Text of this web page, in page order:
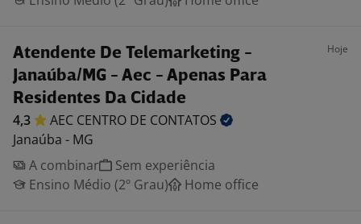
Atendente De Telemarketing -
Janaúba/MG - Aec - Apenas Para
Residentes Da Cidade
Hoje
4,3 AEC CENTRO DE CONTATOS
Janaúba - MG
A combinar
Sem experiência
Ensino Médio (2º Grau)
Home office